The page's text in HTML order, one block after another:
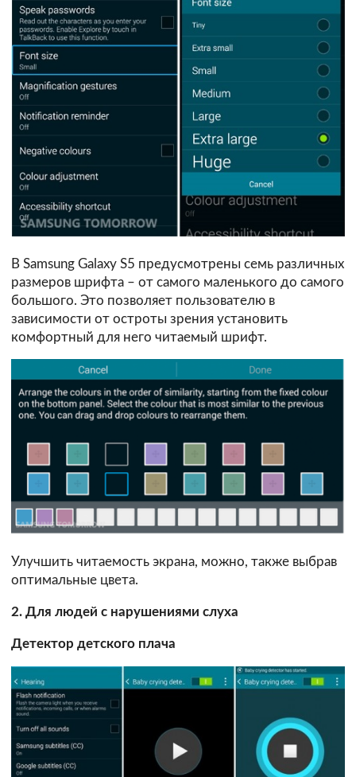
В Samsung Galaxy S5 предусмотрены семь различных
размеров шрифта – от самого маленького до самого
большого. Это позволяет пользователю в
зависимости от остроты зрения установить
комфортный для него читаемый шрифт.
Улучшить читаемость экрана, можно, также выбрав
оптимальные цвета.
2. Для людей с нарушениями слуха
Детектор детского плача